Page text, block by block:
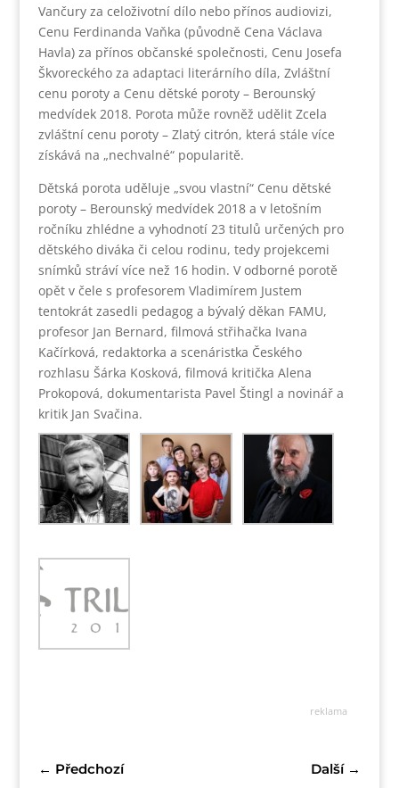
Vančury za celoživotní dílo nebo přínos audiovizi,
Cenu Ferdinanda Vaňka (původně Cena Václava
Havla) za přínos občanské společnosti, Cenu Josefa
Škvoreckého za adaptaci literárního díla, Zvláštní
cenu poroty a Cenu dětské poroty – Berounský
medvídek 2018. Porota může rovněž udělit Zcela
zvláštní cenu poroty – Zlatý citrón, která stále více
získává na „nechvalné“ popularitě.
Dětská porota uděluje „svou vlastní“ Cenu dětské
poroty – Berounský medvídek 2018 a v letošním
ročníku zhlédne a vyhodnotí 23 titulů určených pro
dětského diváka či celou rodinu, tedy projekcemi
snímků stráví více než 16 hodin. V odborné porotě
opět v čele s profesorem Vladimírem Justem
tentokrát zasedli pedagog a bývalý děkan FAMU,
profesor Jan Bernard, filmová střihačka Ivana
Kačírková, redaktorka a scenáristka Českého
rozhlasu Šárka Kosková, filmová kritička Alena
Prokopová, dokumentarista Pavel Štingl a novinář a
kritik Jan Svačina.
reklama
← Předchozí Další→